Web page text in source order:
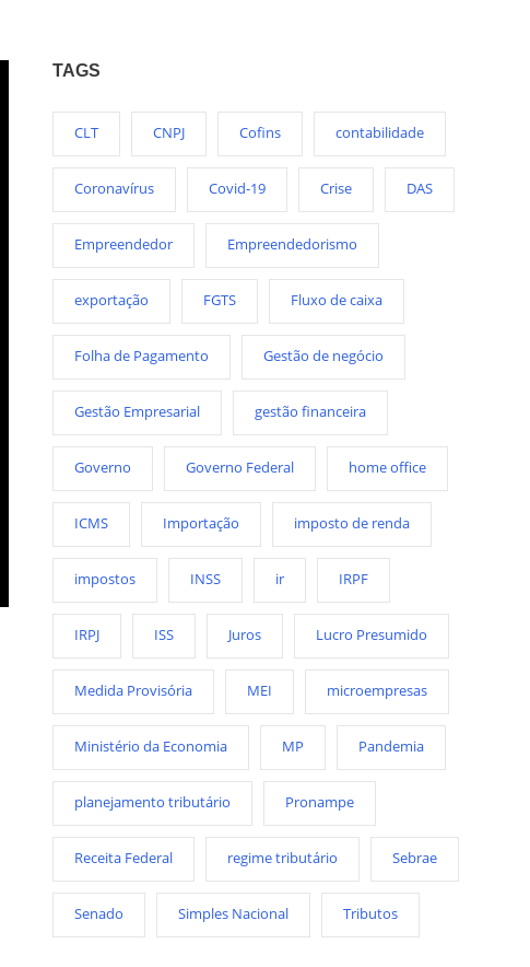
TAGS
CLT CNPJ Cofins contabilidade
Coronavírus Covid-19 Crise DAS
Empreendedor Empreendedorismo
exportação FGTS Fluxo de caixa
Folha de Pagamento Gestão de negócio
Gestão Empresarial gestão financeira
Governo Governo Federal home office
ICMS Importação imposto de renda
impostos INSS ir IRPF
IRPJ ISS Juros Lucro Presumido
Medida Provisória MEI microempresas
Ministério da Economia MP Pandemia
planejamento tributário Pronampe
Receita Federal regime tributário Sebrae
Senado Simples Nacional Tributos